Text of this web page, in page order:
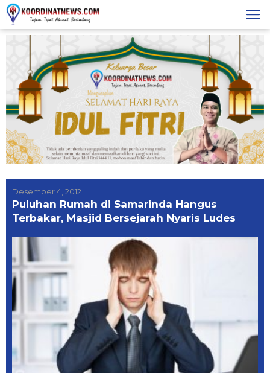
Skip
to
content
Desember 4, 2012
Puluhan Rumah di Samarinda Hangus
Terbakar, Masjid Bersejarah Nyaris Ludes